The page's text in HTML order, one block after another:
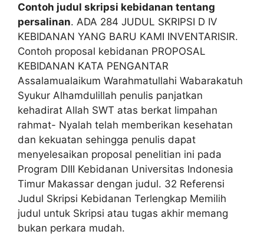
Contoh judul skripsi kebidanan tentang
persalinan. ADA 284 JUDUL SKRIPSI D IV
KEBIDANAN YANG BARU KAMI INVENTARISIR.
Contoh proposal kebidanan PROPOSAL
KEBIDANAN KATA PENGANTAR
Assalamualaikum Warahmatullahi Wabarakatuh
Syukur Alhamdulillah penulis panjatkan
kehadirat Allah SWT atas berkat limpahan
rahmat- Nyalah telah memberikan kesehatan
dan kekuatan sehingga penulis dapat
menyelesaikan proposal penelitian ini pada
Program DIII Kebidanan Universitas Indonesia
Timur Makassar dengan judul. 32 Referensi
Judul Skripsi Kebidanan Terlengkap Memilih
judul untuk Skripsi atau tugas akhir memang
bukan perkara mudah.